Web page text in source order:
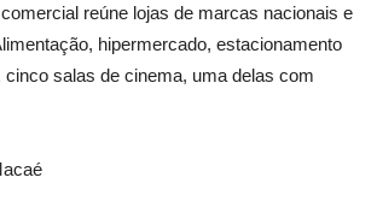
reúne lojas de marcas nacionais e
hipermercado, estacionamento
salas de cinema, uma delas com